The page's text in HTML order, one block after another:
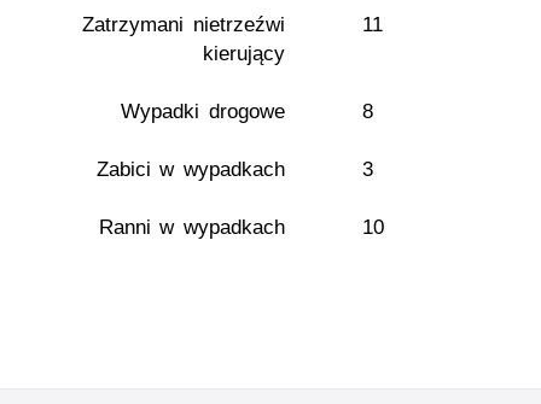
Zatrzymani nietrzeźwi
kierujący
11
Wypadki drogowe 8
Zabici w wypadkach 3
Ranni w wypadkach 10